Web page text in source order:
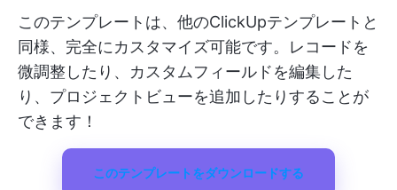
このテンプレートは、他のClickUpテンプレートと
同様、完全にカスタマイズ可能です。レコードを
微調整したり、カスタムフィールドを編集した
り、プロジェクトビューを追加したりすることが
できます！
このテンプレートをダウンロードする